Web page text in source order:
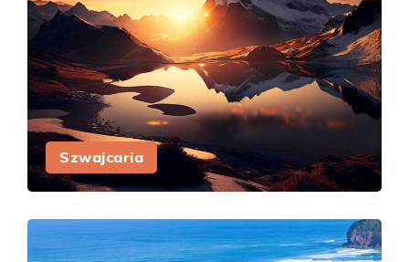
Szwajcaria